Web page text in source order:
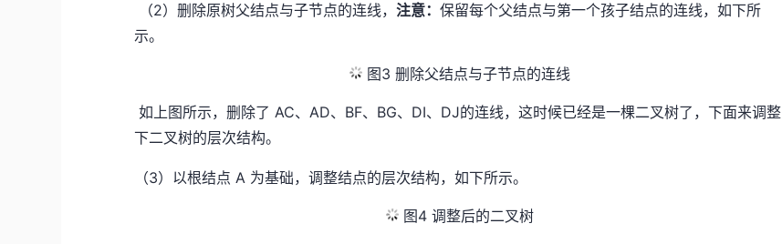
（2）删除原树父结点与子节点的连线，注意：保留每个父结点与第一个孩子结点的连线，如下所
示。
图3 删除父结点与子节点的连线
如上图所示，删除了 AC、AD、BF、BG、DI、DJ的连线，这时候已经是一棵二叉树了，下面来调整
下二叉树的层次结构。
（3）以根结点 A 为基础，调整结点的层次结构，如下所示。
图4 调整后的二叉树